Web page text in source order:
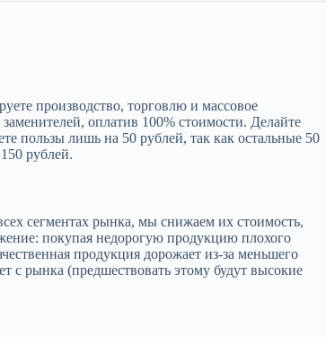
производство, торговлю и массовое
оплатив 100% стоимости. Делайте
пользы лишь на 50 рублей, так как остальные 50
рублей.
сегментах рынка, мы снижаем их стоимость,
покупая недорогую продукцию плохого
продукция дорожает из-за меньшего
с рынка (предшествовать этому будут высокие